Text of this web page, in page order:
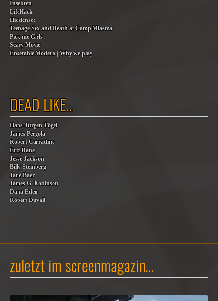
Insekten
LifeHack
Hiddensee
Teenage Sex and Death at Camp Miasma
Pick me Girls
Scary Movie
Ensemble Modern | Why we play
DEAD LIKE…
Hans-Jürgen Tögel
James Pergola
Robert Carradine
Eric Dane
Jesse Jackson
Billy Steinberg
Jane Baer
James G. Robinson
Dana Eden
Robert Duvall
zuletzt im screenmagazin…